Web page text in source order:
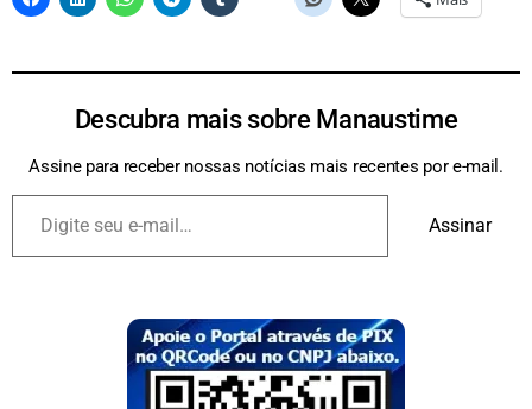
Descubra mais sobre Manaustime
Assine para receber nossas notícias mais recentes por e-mail.
Assinar